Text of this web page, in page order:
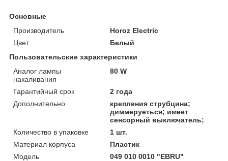
Основные
Производитель
Horoz Electric
Цвет
Белый
Пользовательские характеристики
Аналог лампы
накаливания
80 W
Гарантийный срок
2 года
Дополнительно
крепления струбцина;
диммеруеться; имеет
сенсорный выключатель;
Количество в упаковке
1 шт.
Материал корпуса
Пластик
Модель
049 010 0010 "EBRU"